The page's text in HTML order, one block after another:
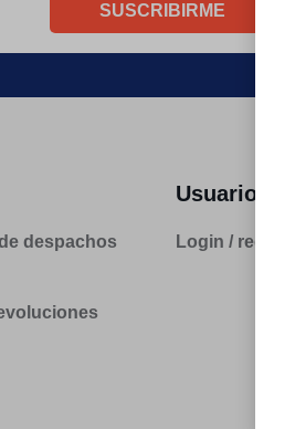
SUSCRIBIRME
despachos
Usuarios
Login / registro